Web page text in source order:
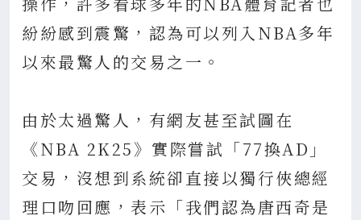
紛紛感到震驚，認為可以列入NBA多年
以來最驚人的交易之一。
由於太過驚人，有網友甚至試圖在
《NBA 2K25》實際嘗試「77換AD」
交易，沒想到系統卻直接以獨行俠總經
理口吻回應，表示「我們認為唐西奇是